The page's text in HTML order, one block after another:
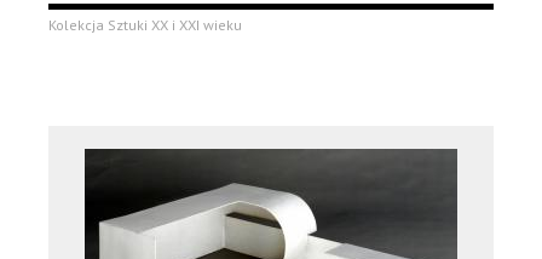
Kolekcja Sztuki XX i XXI wieku